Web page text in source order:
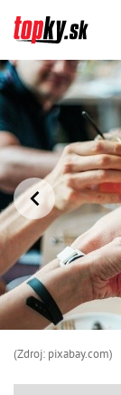
(Zdroj: pixabay.com)